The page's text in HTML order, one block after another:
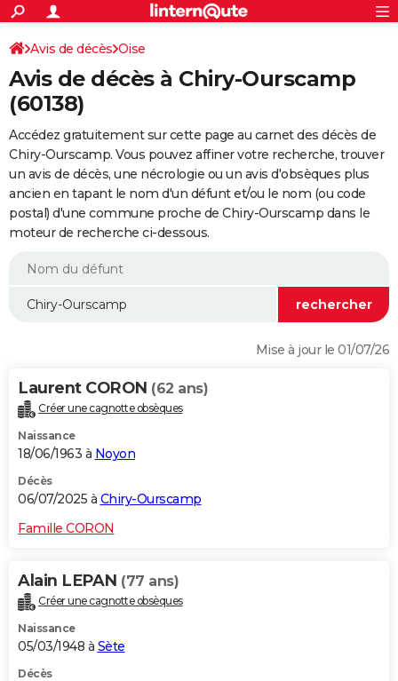
ACTUALITÉS
Politique
Société
Faits Divers
Education
Monde
Villes
+
SPORT
Coupe du monde 2026
Football
Tennis
Cyclisme
Rugby
Forum
FINANCE
Retraite
Impôts
Epargne
Immobilier
Risques naturels par ville
Banque
Assurance
Crédit
AUTO
Essais
Réserver un essai
Citadines
Berlines
SUV
Forum auto
+
HIGH-TECH
Mobiles
Meilleur smartphone
Internet
Ordinateurs
Jeux vidéo
Guide high-tech
+BRICOLAGE
Forum
Aménagement intérieur
Extérieur
Cuisine
Salle de bains
Jardinage
Rangement
WEEK-END
Guides de France
Escapades
Patrimoine
Expositions
Musées
Week-end nature
LIFESTYLE
Alimentation
Guide de la santé
Maladies
Médicaments
Sommeil
VOYAGE
Destinations
City break
Voyage nature
Voyage de noces
Forum
Climat
+PHOTO
GUIDES D'ACHAT
BONS PLANS
CARTE DE VOEUX
Dictionnaire
Biographies
Citations
Expressions
Proverbes
PROGRAMME TV
COPAINS D'AVANT
S'inscrire
Se connecter
Lycées
Collèges
Primaires
Universités
Entreprises
Service militaire
Avis de recherche
AVIS DE DÉCÈS
Avis de décès Oise
Avis de décès à Chiry-Ourscamp
(60138)
Accédez gratuitement sur cette page au carnet des décès de
Chiry-Ourscamp. Vous pouvez affiner votre recherche, trouver
un avis de décès, une nécrologie ou un avis d'obsèques plus
ancien en tapant le nom d'un défunt et/ou le nom (ou code
postal) d'une commune proche de Chiry-Ourscamp dans le
moteur de recherche ci-dessous.
Mise à jour le 01/07/26
Laurent CORON (62 ans)
Créer une cagnotte obsèques
Naissance
18/06/1963 à Noyon
Décès
06/07/2025 à Chiry-Ourscamp
Famille CORON
Alain LEPAN (77 ans)
Créer une cagnotte obsèques
Naissance
05/03/1948 à Sète
Décès